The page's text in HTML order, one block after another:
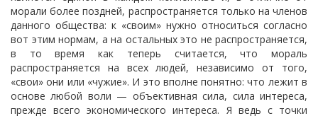
морали более поздней, распространяется только на членов
данного общества: к «своим» нужно относиться согласно
вот этим нормам, а на остальных это не распространяется,
в то время как теперь считается, что мораль
распространяется на всех людей, независимо от того,
«свои» они или «чужие». И это вполне понятно: что лежит в
основе любой воли — объективная сила, сила интереса,
прежде всего экономического интереса. Я ведь с точки